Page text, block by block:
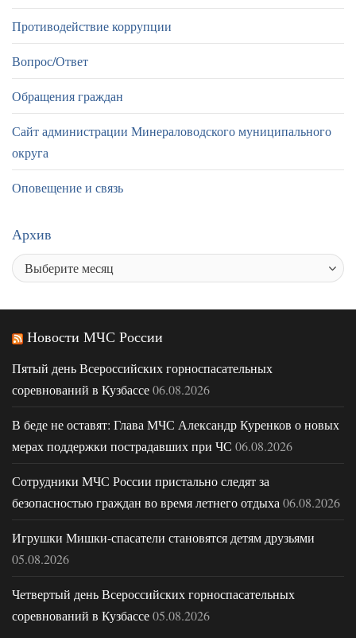
Противодействие коррупции
Вопрос/Ответ
Обращения граждан
Сайт администрации Минераловодского муниципального
округа
Оповещение и связь
Архив
Новости МЧС России
Пятый день Всероссийских горноспасательных
соревнований в Кузбассе06.08.2026
В беде не оставят: Глава МЧС Александр Куренков о новых
мерах поддержки пострадавших при ЧС 06.08.2026
Сотрудники МЧС России пристально следят за
безопасностью граждан во время летнего отдыха 06.08.2026
Игрушки Мишки-спасатели становятся детям друзьями
05.08.2026
Четвертый день Всероссийских горноспасательных
соревнований в Кузбассе05.08.2026